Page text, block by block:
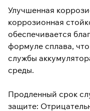
Улучшенная
коррозионная
обеспечивается
формуле сплава,
службы
среды.
Продленный срок
защите: